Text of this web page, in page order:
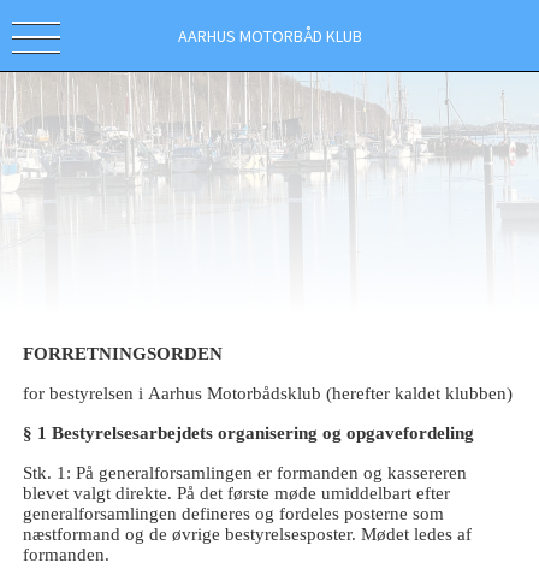
AARHUS MOTORBÅD KLUB
FORRETNINGSORDEN
for bestyrelsen i Aarhus Motorbådsklub (herefter kaldet klubben)
§ 1 Bestyrelsesarbejdets organisering og opgavefordeling
Stk. 1: På generalforsamlingen er formanden og kassereren
blevet valgt direkte. På det første møde umiddelbart efter
generalforsamlingen defineres og fordeles posterne som
næstformand og de øvrige bestyrelsesposter. Mødet ledes af
formanden.